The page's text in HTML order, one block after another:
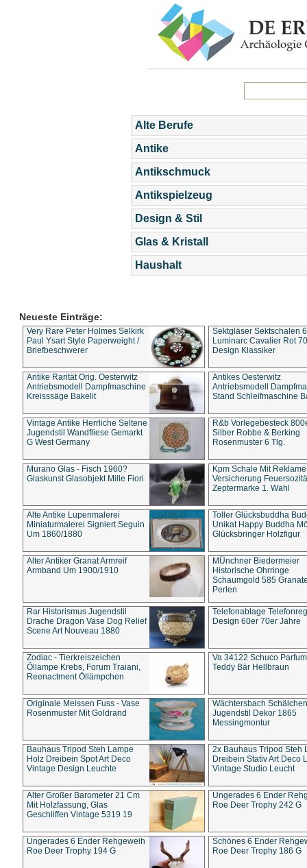
Alte Berufe
Antike
Antikschmuck
Antikspielzeug
Design & Stil
Glas & Kristall
Haushalt
Neueste Einträge:
Very Rare Peter Holmes Selkirk
Paul Ysart Style Paperweight /
Briefbeschwerer
Sektgläser Sektschalen
Luminarc Cavalier Rot
Design Klassiker
Antike Rarität Orig. Oesterwitz
Antriebsmodell Dampfmaschine
Kreisssäge Bakelit
Antikes Oesterwitz
Antriebsmodell
Stand Schleifmaschine
Vintage Antike Herrliche Seltene
Jugendstil Wandfliese Gemarkt
G West Germany
R&b Vorlegebesteck
Silber Robbe & Berking
Rosenmuster 6 Tlg.
Murano Glas - Fisch 1960?
Glaskunst Glasobjekt Mille Fiori
Kpm Schale Mit Reklame
Versicherung
Zeptermarke 1. Wahl
Alte Antike Lupenmalerei
Miniaturmalerei Signiert Seguin
Um 1860/1880
Toller Glücksbuddha
Unikat Happy Buddha
Glücksbringer Holzfigur
Alter Antiker Granat Armreif
Armband Um 1900/1910
MÜnchner Biedermeier
Historische Ohrringe
Schaumgold 585
Perlen
Rar Historismus Jugendstil
Drache Dragon Vase Dog Relief
Scene Art Nouveau 1880
Telefonablage
Design 60er 70er Jahre
Zodiac - Tierkreiszeichen
Öllampe Krebs, Forum Traiani,
Reenactment Öllämpchen
Va 34122 Schuco
Teddy Bär Hellbraun
Originale Meissen Fuss - Vase
Rosenmuster Mit Goldrand
Wächtersbach Schälchen
Jugendstil Dekor 1865
Messingmontur
Bauhaus Tripod Steh Lampe
Holz Dreibein Spot Art Deco
Vintage Design Leuchte
2x Bauhaus Tripod Steh
Dreibein Stativ Art Deco
Vintage Studio Leucht
Alter Großer Barometer 21 Cm
Mit Holzfassung, Glas
Geschliffen Vintage 5319 19
Ungerades 6 Ender
Roe Deer Trophy 242 G
Ungerades 6 Ender Rehgeweih
Roe Deer Trophy 194 G
Schönes 6 Ender
Roe Deer Trophy 186 G